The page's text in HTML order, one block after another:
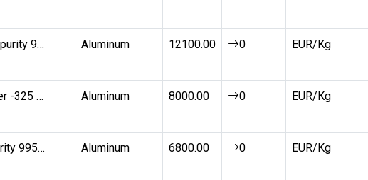
Aluminum oxide purity 9900000 Aluminum 12100.00 0 EUR/Kg
Aluminum powder -325 mesh purity 9950000 Aluminum 8000.00 0 EUR/Kg
Aluminum rag purity 9950000 Aluminum 6800.00 0 EUR/Kg